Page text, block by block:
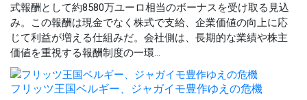
式報酬として約8580万ユーロ相当のボーナスを受け取る見込
み。この報酬は現金でなく株式で支給、企業価値の向上に応
じて利益が増える仕組みだ。会社側は、長期的な業績や株主
価値を重視する報酬制度の一環...
フリッツ王国ベルギー、ジャガイモ豊作ゆえの危機